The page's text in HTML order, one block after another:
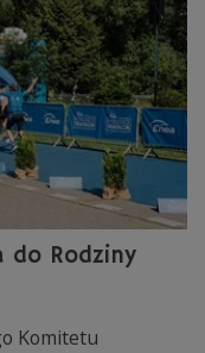
do Rodziny
Komitetu